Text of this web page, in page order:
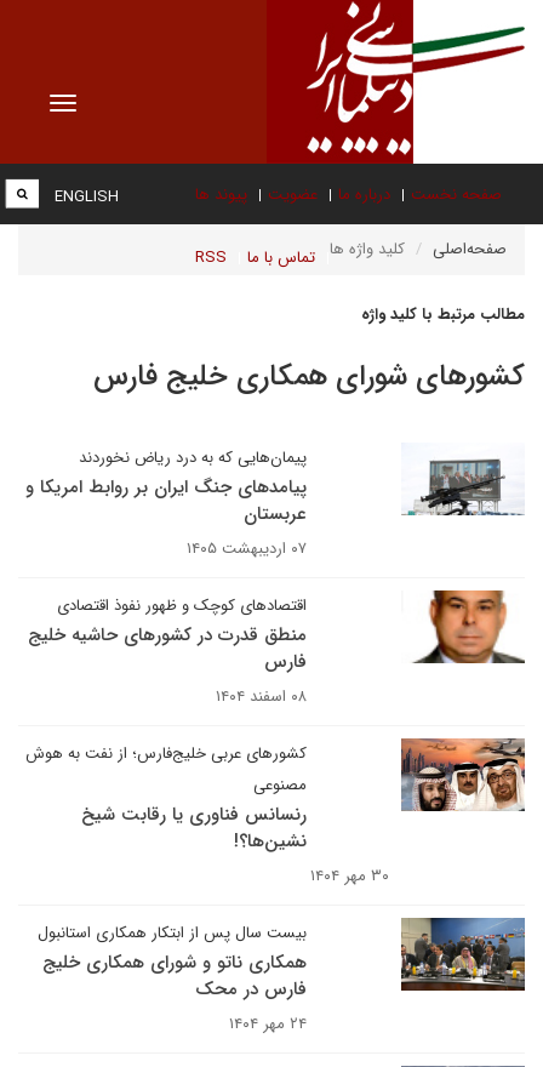
Toggle
صفحه نخست درباره ما عضویت پیوند ها
تماس با ما RSS
ENGLISH
صفحه‌اصلی کلید واژه ها
مطالب مرتبط با کلید واژه
کشورهای شورای همکاری خلیج فارس
پیمان‌هایی که به درد ریاض نخوردند
پیامدهای جنگ ایران بر روابط امریکا و
عربستان
۰۷ اردیبهشت ۱۴۰۵
اقتصادهای کوچک و ظهور نفوذ اقتصادی
منطق قدرت در کشورهای حاشیه خلیج
فارس
۰۸ اسفند ۱۴۰۴
کشورهای عربی خلیج‌فارس؛ از نفت به هوش
مصنوعی
رنسانس فناوری یا رقابت شیخ
نشین‌ها؟!
۳۰ مهر ۱۴۰۴
بیست سال پس از ابتکار همکاری استانبول
همکاری ناتو و شورای همکاری خلیج
فارس در محک
۲۴ مهر ۱۴۰۴